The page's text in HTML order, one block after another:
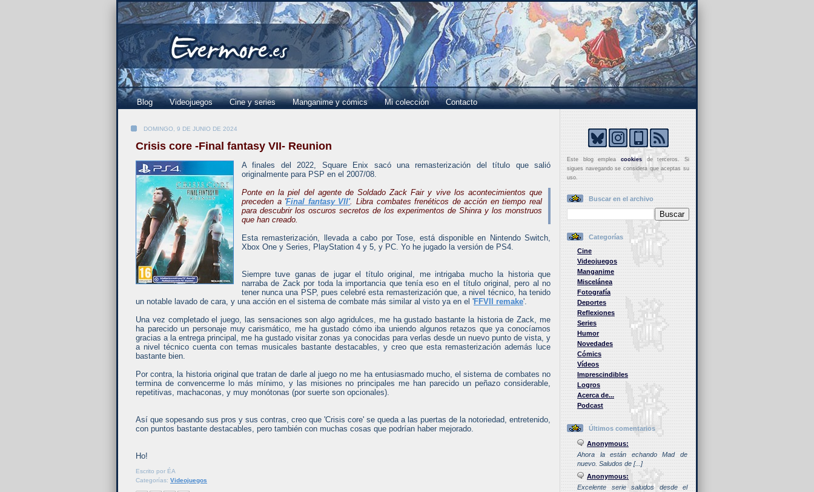
Blog Videojuegos Cine y series Manganime y cómics Mi colección Contacto
DOMINGO, 9 DE JUNIO DE 2024
Crisis core -Final fantasy VII- Reunion
A finales del 2022, Square Enix sacó una remasterización del título que salió
originalmente para PSP en el 2007/08.
Ponte en la piel del agente de Soldado Zack Fair y vive los acontecimientos que
preceden a 'Final fantasy VII'. Libra combates frenéticos de acción en tiempo real
para descubrir los oscuros secretos de los experimentos de Shinra y los monstruos
que han creado.
Esta remasterización, llevada a cabo por Tose, está disponible en Nintendo Switch,
Xbox One y Series, PlayStation 4 y 5, y PC. Yo he jugado la versión de PS4.
Siempre tuve ganas de jugar el título original, me intrigaba mucho la historia que
narraba de Zack por toda la importancia que tenía eso en el título original, pero al no
tener nunca una PSP, pues celebré esta remasterización que, a nivel técnico, ha tenido
un notable lavado de cara, y una acción en el sistema de combate más similar al visto ya en el 'FFVII remake'.
Una vez completado el juego, las sensaciones son algo agridulces, me ha gustado bastante la historia de Zack, me
ha parecido un personaje muy carismático, me ha gustado cómo iba uniendo algunos retazos que ya conocíamos
gracias a la entrega principal, me ha gustado visitar zonas ya conocidas para verlas desde un nuevo punto de vista, y
a nivel técnico cuenta con temas musicales bastante destacables, y creo que esta remasterización además luce
bastante bien.
Por contra, la historia original que tratan de darle al juego no me ha entusiasmado mucho, el sistema de combates no
termina de convencerme lo más mínimo, y las misiones no principales me han parecido un peñazo considerable,
repetitivas, machaconas, y muy monótonas (por suerte son opcionales).
Así que sopesando sus pros y sus contras, creo que 'Crisis core' se queda a las puertas de la notoriedad, entretenido,
con puntos bastante destacables, pero también con muchas cosas que podrían haber mejorado.
Ho!
Escrito por ÉA
Categorías: Videojuegos
Este blog empleacookies de terceros. Si
sigues navegando se considera que aceptas su
uso.
Buscar en el archivo
Categorías
Cine
Videojuegos
Manganime
Miscelánea
Fotografía
Deportes
Reflexiones
Series
Humor
Novedades
Cómics
Vídeos
Imprescindibles
Logros
Acerca de...
Podcast
Últimos comentarios
Anonymous:
Ahora la están echando Mad de
nuevo. Saludos de [...]
Anonymous:
Excelente serie saludos desde el